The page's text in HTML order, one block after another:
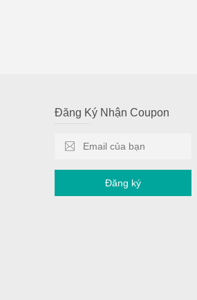
Đăng Ký Nhận Coupon
Đăng ký